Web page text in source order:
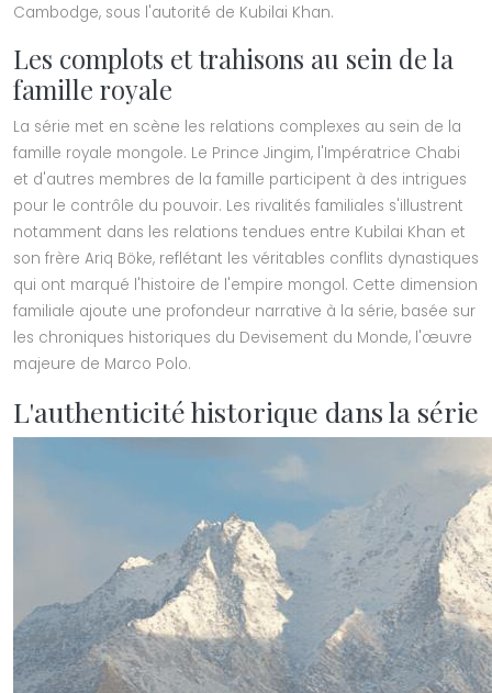
Cambodge, sous l'autorité de Kubilai Khan.
Les complots et trahisons au sein de la
famille royale
La série met en scène les relations complexes au sein de la
famille royale mongole. Le Prince Jingim, l'Impératrice Chabi
et d'autres membres de la famille participent à des intrigues
pour le contrôle du pouvoir. Les rivalités familiales s'illustrent
notamment dans les relations tendues entre Kubilai Khan et
son frère Ariq Böke, reflétant les véritables conflits dynastiques
qui ont marqué l'histoire de l'empire mongol. Cette dimension
familiale ajoute une profondeur narrative à la série, basée sur
les chroniques historiques du Devisement du Monde, l'œuvre
majeure de Marco Polo.
L'authenticité historique dans la série